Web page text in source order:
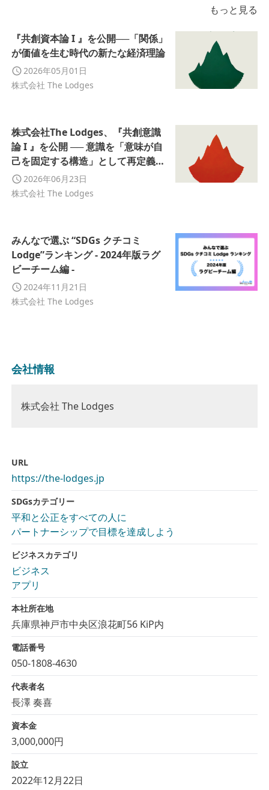
もっと見る
『共創資本論 I 』を公開──「関係」
が価値を生む時代の新たな経済理論
2026年05月01日
株式会社 The Lodges
株式会社The Lodges、『共創意識
論 I 』を公開 ── 意識を「意味が自
己を固定する構造」として再定義す
る新たな理論フレームを提示
2026年06月23日
株式会社 The Lodges
みんなで選ぶ “SDGs クチコミ
Lodge”ランキング - 2024年版ラグ
ビーチーム編 -
2024年11月21日
株式会社 The Lodges
会社情報
株式会社 The Lodges
URL
https://the-lodges.jp
SDGsカテゴリー
平和と公正をすべての人に
パートナーシップで目標を達成しよう
ビジネスカテゴリ
ビジネス
アプリ
本社所在地
兵庫県神戸市中央区浪花町56 KiP内
電話番号
050-1808-4630
代表者名
長澤 奏喜
資本金
3,000,000円
設立
2022年12月22日